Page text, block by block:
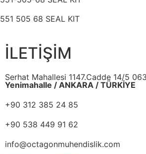
551 505 68 SEAL KIT
İLETİŞİM
Serhat Mahallesi 1147.Cadde 14/5
Yenimahalle / ANKARA / TÜRKİYE
+90 312 385 24 85
+90 538 449 91 62
info@octagonmuhendislik.com